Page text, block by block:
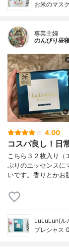
お米のマス
専業主婦
のんびり昼
4.00
コスパ良し！日
こちら３２枚入り（
ぷりのエッセンスに
いです。香りとかお
LuLuLun(ル
プレシャス